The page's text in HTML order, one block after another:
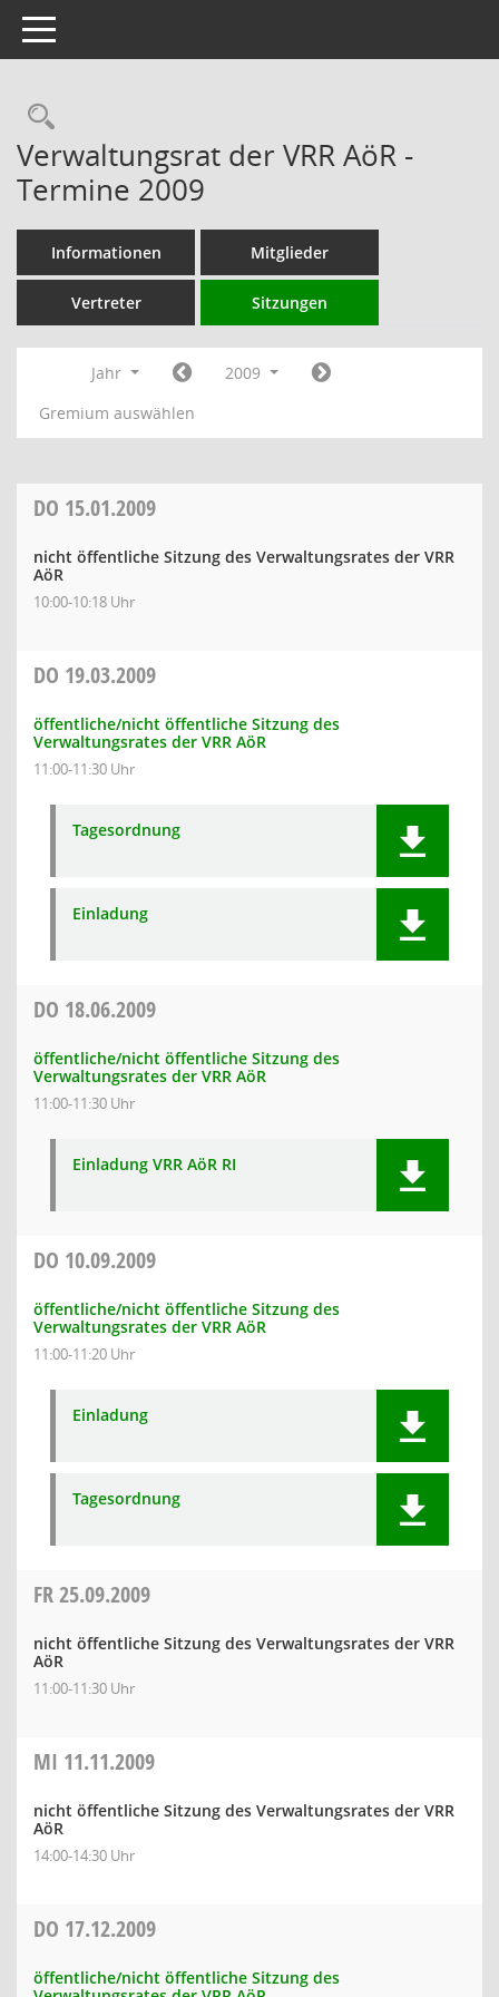
Toggle navigation
Rechercheauswahl
Verwaltungsrat der VRR AöR -
Termine 2009
Informationen Mitglieder
Vertreter Sitzungen
Jahr
2009
Gremium auswählen
DO 15.01.2009
nicht öffentliche Sitzung des Verwaltungsrates der VRR
AöR
10:00-10:18 Uhr
DO 19.03.2009
öffentliche/nicht öffentliche Sitzung des
Verwaltungsrates der VRR AöR
11:00-11:30 Uhr
Tagesordnung
Einladung
DO 18.06.2009
öffentliche/nicht öffentliche Sitzung des
Verwaltungsrates der VRR AöR
11:00-11:30 Uhr
Einladung VRR AöR RI
DO 10.09.2009
öffentliche/nicht öffentliche Sitzung des
Verwaltungsrates der VRR AöR
11:00-11:20 Uhr
Einladung
Tagesordnung
FR25.09.2009
nicht öffentliche Sitzung des Verwaltungsrates der VRR
AöR
11:00-11:30 Uhr
MI 11.11.2009
nicht öffentliche Sitzung des Verwaltungsrates der VRR
AöR
14:00-14:30 Uhr
DO 17.12.2009
öffentliche/nicht öffentliche Sitzung des